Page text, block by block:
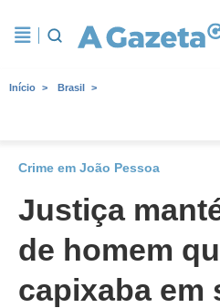
Início Brasil
Crime em João Pessoa
Justiça
de homem
capixaba em